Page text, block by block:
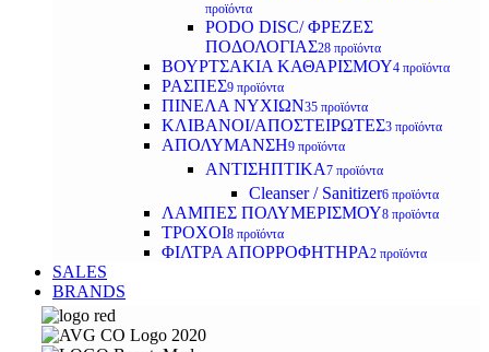
προϊόντα
PODO DISC/ ΦΡΕΖΕΣ
ΠΟΔΟΛΟΓΙΑΣ28 προϊόντα
ΒΟΥΡΤΣΑΚΙΑ ΚΑΘΑΡΙΣΜΟΥ4 προϊόντα
ΡΑΣΠΕΣ9 προϊόντα
ΠΙΝΕΛΑ ΝΥΧΙΩΝ35 προϊόντα
ΚΛΙΒΑΝΟΙ/ΑΠΟΣΤΕΙΡΩΤΕΣ3 προϊόντα
ΑΠΟΛΥΜΑΝΣΗ9 προϊόντα
ΑΝΤΙΣΗΠΤΙΚΑ7 προϊόντα
Cleanser / Sanitizer6 προϊόντα
ΛΑΜΠΕΣ ΠΟΛΥΜΕΡΙΣΜΟΥ8 προϊόντα
ΤΡΟΧΟΙ8 προϊόντα
ΦΙΛΤΡΑ ΑΠΟΡΡΟΦΗΤΗΡΑ2 προϊόντα
SALES
BRANDS